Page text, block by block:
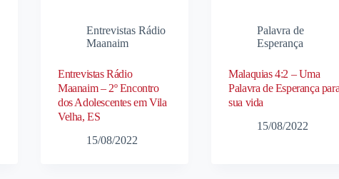
Entrevistas Rádio
Maanaim
Entrevistas Rádio
Maanaim – 2º Encontro
dos Adolescentes em Vila
Velha, ES
15/08/2022
Palavra de
Esperança
Malaquias 4:2 – Uma
Palavra de Esperança
sua vida
15/08/2022